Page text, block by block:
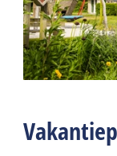
grond
Open haard/
Centrale
Rookvrij
Lees meer